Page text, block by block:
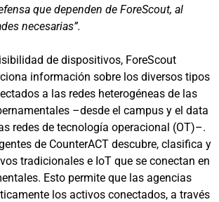
que dependen de ForeScout, al
necesarias”.
de dispositivos, ForeScout
información sobre los diversos tipos
a las redes heterogéneas de las
–desde el campus y el data
redes de tecnología operacional (OT)–.
de CounterACT descubre, clasifica y
tradicionales e IoT que se conectan en
Esto permite que las agencias
los activos conectados, a través